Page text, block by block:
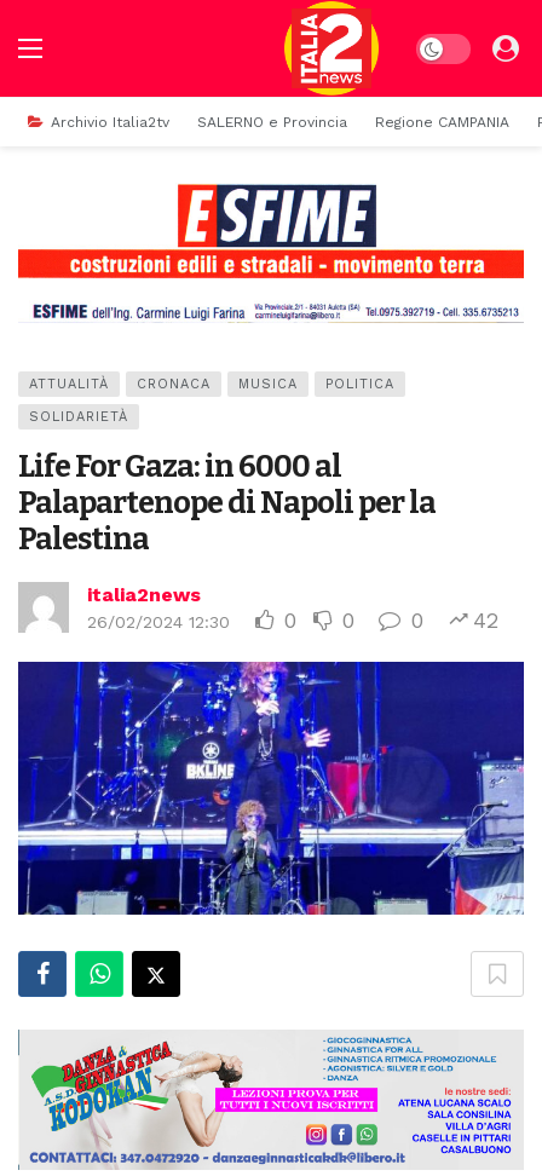
Dark mode
Archivio Italia2tv SALERNO e Provincia Regione CAMPANIA
ATTUALITÀ CRONACA MUSICA POLITICA
SOLIDARIETÀ
Life For Gaza: in 6000 al
Palapartenope di Napoli per la
Palestina
italia2news
26/02/2024 12:30 0 0 0 42